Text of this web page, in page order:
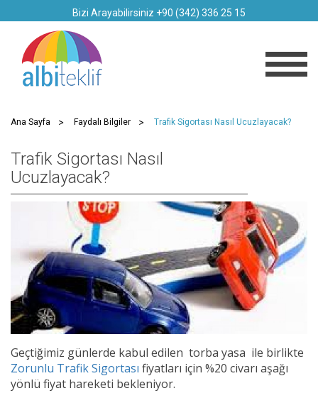
Bizi Arayabilirsiniz +90 (342) 336 25 15
Ana Sayfa Faydalı Bilgiler Trafik Sigortası Nasıl Ucuzlayacak?
Trafik Sigortası Nasıl
Ucuzlayacak?
Geçtiğimiz günlerde kabul edilen torba yasa ile birlikte
Zorunlu Trafik Sigortası fiyatları için %20 civarı aşağı
yönlü fiyat hareketi bekleniyor.